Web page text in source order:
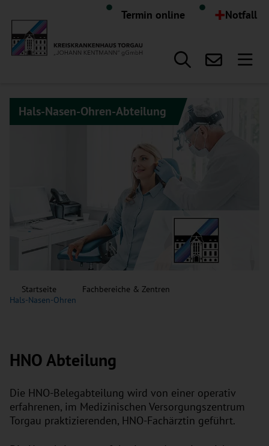
Hauptregion der Seite
Termin online +Notfall
Hals-Nasen-Ohren-Abteilung
Startseite
Fachbereiche & Zentren
Hals-Nasen-Ohren
HNO Abteilung
Die HNO-Belegabteilung wird von einer operativ
erfahrenen, im Medizinischen Versorgungszentrum
Torgau praktizierenden, HNO-Fachärztin geführt.